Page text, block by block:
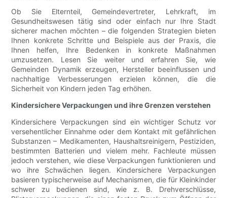
Ob Sie Elternteil, Gemeindevertreter, Lehrkraft, im
Gesundheitswesen tätig sind oder einfach nur Ihre Stadt
sicherer machen möchten – die folgenden Strategien bieten
Ihnen konkrete Schritte und Beispiele aus der Praxis, die
Ihnen helfen, Ihre Bedenken in konkrete Maßnahmen
umzusetzen. Lesen Sie weiter und erfahren Sie, wie
Gemeinden Dynamik erzeugen, Hersteller beeinflussen und
nachhaltige Verbesserungen erzielen können, die die
Sicherheit von Kindern jeden Tag erhöhen.
Kindersichere Verpackungen und ihre Grenzen verstehen
Kindersichere Verpackungen sind ein wichtiger Schutz vor
versehentlicher Einnahme oder dem Kontakt mit gefährlichen
Substanzen – Medikamenten, Haushaltsreinigern, Pestiziden,
bestimmten Batterien und vielem mehr. Fachleute müssen
jedoch verstehen, wie diese Verpackungen funktionieren und
wo ihre Schwächen liegen. Kindersichere Verpackungen
basieren typischerweise auf Mechanismen, die für Kleinkinder
schwer zu bedienen sind, wie z. B. Drehverschlüsse,